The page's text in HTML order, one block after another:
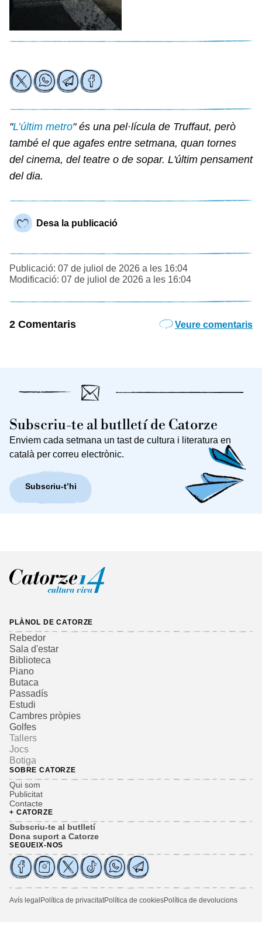
"L’últim metro" és una pel·lícula de Truffaut, però
també el que agafes entre setmana, quan tornes
del cinema, del teatre o de sopar. L'últim pensament
del dia.
Desa la publicació
Publicació: 07 de juliol de 2026 a les 16:04
Modificació: 07 de juliol de 2026 a les 16:04
2 Comentaris Veure comentaris
Subscriu-te al butlletí de Catorze
Enviem cada setmana un tast de cultura i literatura en
català per correu electrònic.
Subscriu-t’hi
PLÀNOL DE CATORZE
Rebedor
Sala d'estar
Biblioteca
Piano
Butaca
Passadís
Estudi
Cambres pròpies
Golfes
Tallers
Jocs
Botiga
SOBRE CATORZE
Qui som
Publicitat
Contacte
+ CATORZE
Subscriu-te al butlletí
Dona suport a Catorze
SEGUEIX-NOS
Avís legal Política de privacitatPolítica de cookiesPolítica de devolucions